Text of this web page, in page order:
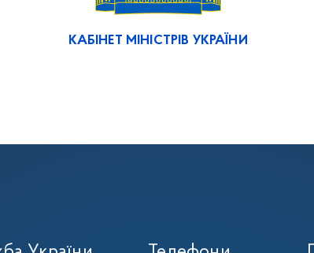
КАБІНЕТ МІНІСТРІВ УКРАЇНИ